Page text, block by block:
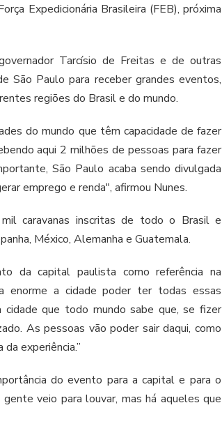
Expedicionária Brasileira (FEB), próxima
Tarcísio de Freitas e de outras
São Paulo para receber grandes eventos,
regiões do Brasil e do mundo.
do mundo que têm capacidade de fazer
aqui 2 milhões de pessoas para fazer
São Paulo acaba sendo divulgada
emprego e renda", afirmou Nunes.
caravanas inscritas de todo o Brasil e
México, Alemanha e Guatemala.
da capital paulista como referência na
enorme a cidade poder ter todas essas
que todo mundo sabe que, se fizer
As pessoas vão poder sair daqui, como
experiência.”
do evento para a capital e para o
veio para louvar, mas há aqueles que